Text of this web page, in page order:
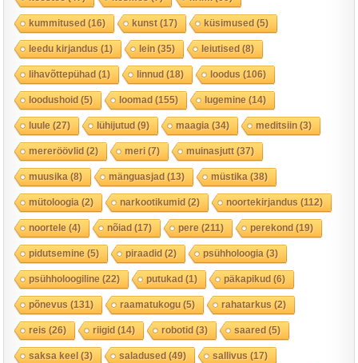
kummitused(16) kunst(17) küsimused(5)
leedu kirjandus (1) lein(35) leiutised(8)
lihavõttepühad(1) linnud(18) loodus (106)
loodushoid(5) loomad(155) lugemine (14)
luule (27) lühijutud(9) maagia (34) meditsiin(3)
mereröövlid(2) meri(7) muinasjutt(37)
muusika (8) mänguasjad(13) müstika (38)
mütoloogia (2) narkootikumid(2) noortekirjandus (112)
noortele (4) nõiad(17) pere (211) perekond(19)
pidutsemine (5) piraadid(2) psühholoogia (3)
psühholoogiline (22) putukad(1) päkapikud(6)
põnevus (131) raamatukogu(5) rahatarkus (2)
reis (26) riigid(14) robotid(3) saared(5)
saksa keel(3) saladused(49) sallivus (17)